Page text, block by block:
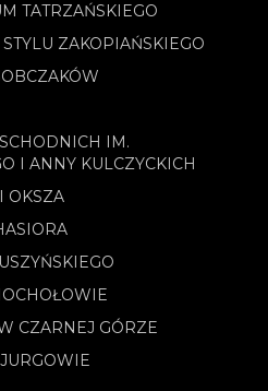
TATRZAŃSKIEGO
ZAKOPIAŃSKIEGO
IM.
I ANNY KULCZYCKICH
OKSZA
CZARNEJ GÓRZE